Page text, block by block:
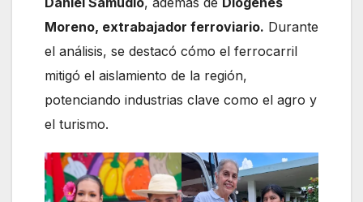
Moreno, extrabajador ferroviario. Durante
el análisis, se destacó cómo el ferrocarril
mitigó el aislamiento de la región,
potenciando industrias clave como el agro y
el turismo.